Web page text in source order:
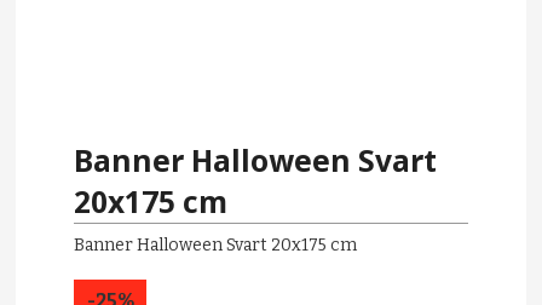
Banner Halloween Svart
20x175 cm
Banner Halloween Svart 20x175 cm